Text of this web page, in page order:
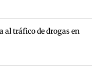
al tráfico de drogas en